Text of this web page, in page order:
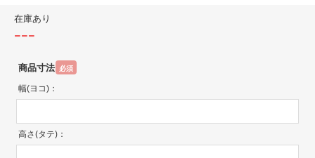
在庫あり
---
商品寸法 必須
幅(ヨコ)：
高さ(タテ)：